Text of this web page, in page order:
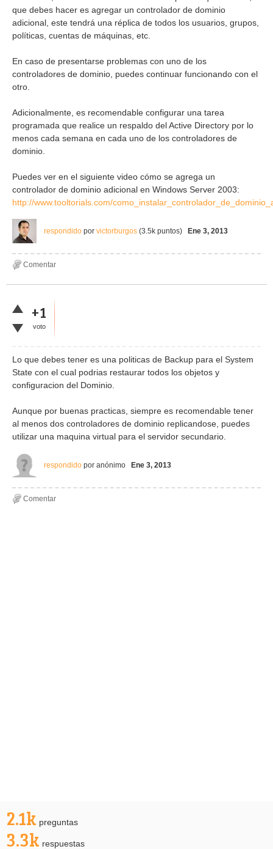
que debes hacer es agregar un controlador de dominio
adicional, este tendrá una réplica de todos los usuarios, grupos,
políticas, cuentas de máquinas, etc.
En caso de presentarse problemas con uno de los
controladores de dominio, puedes continuar funcionando con el
otro.
Adicionalmente, es recomendable configurar una tarea
programada que realice un respaldo del Active Directory por lo
menos cada semana en cada uno de los controladores de
dominio.
Puedes ver en el siguiente video cómo se agrega un
controlador de dominio adicional en Windows Server 2003:
http://www.tooltorials.com/
respondido por victorburgos (3.5k puntos) Ene 3, 2013
+1
voto
Lo que debes tener es una politicas de Backup para el System
State con el cual podrias restaurar todos los objetos y
configuracion del Dominio.
Aunque por buenas practicas, siempre es recomendable tener
al menos dos controladores de dominio replicandose, puedes
utilizar una maquina virtual para el servidor secundario.
respondido por anónimo Ene 3, 2013
2.1k preguntas
3.3k respuestas